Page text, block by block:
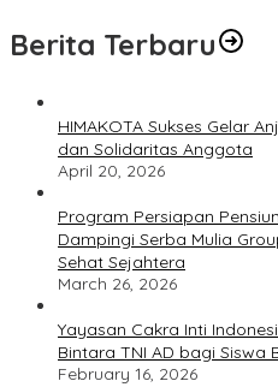
Berita Terbaru
HIMAKOTA Sukses Gelar
dan Solidaritas Anggota
April 20, 2026
Program Persiapan
Dampingi Serba Mulia
Sehat Sejahtera
March 26, 2026
Yayasan Cakra Inti
Bintara TNI AD bagi Siswa
February 16, 2026